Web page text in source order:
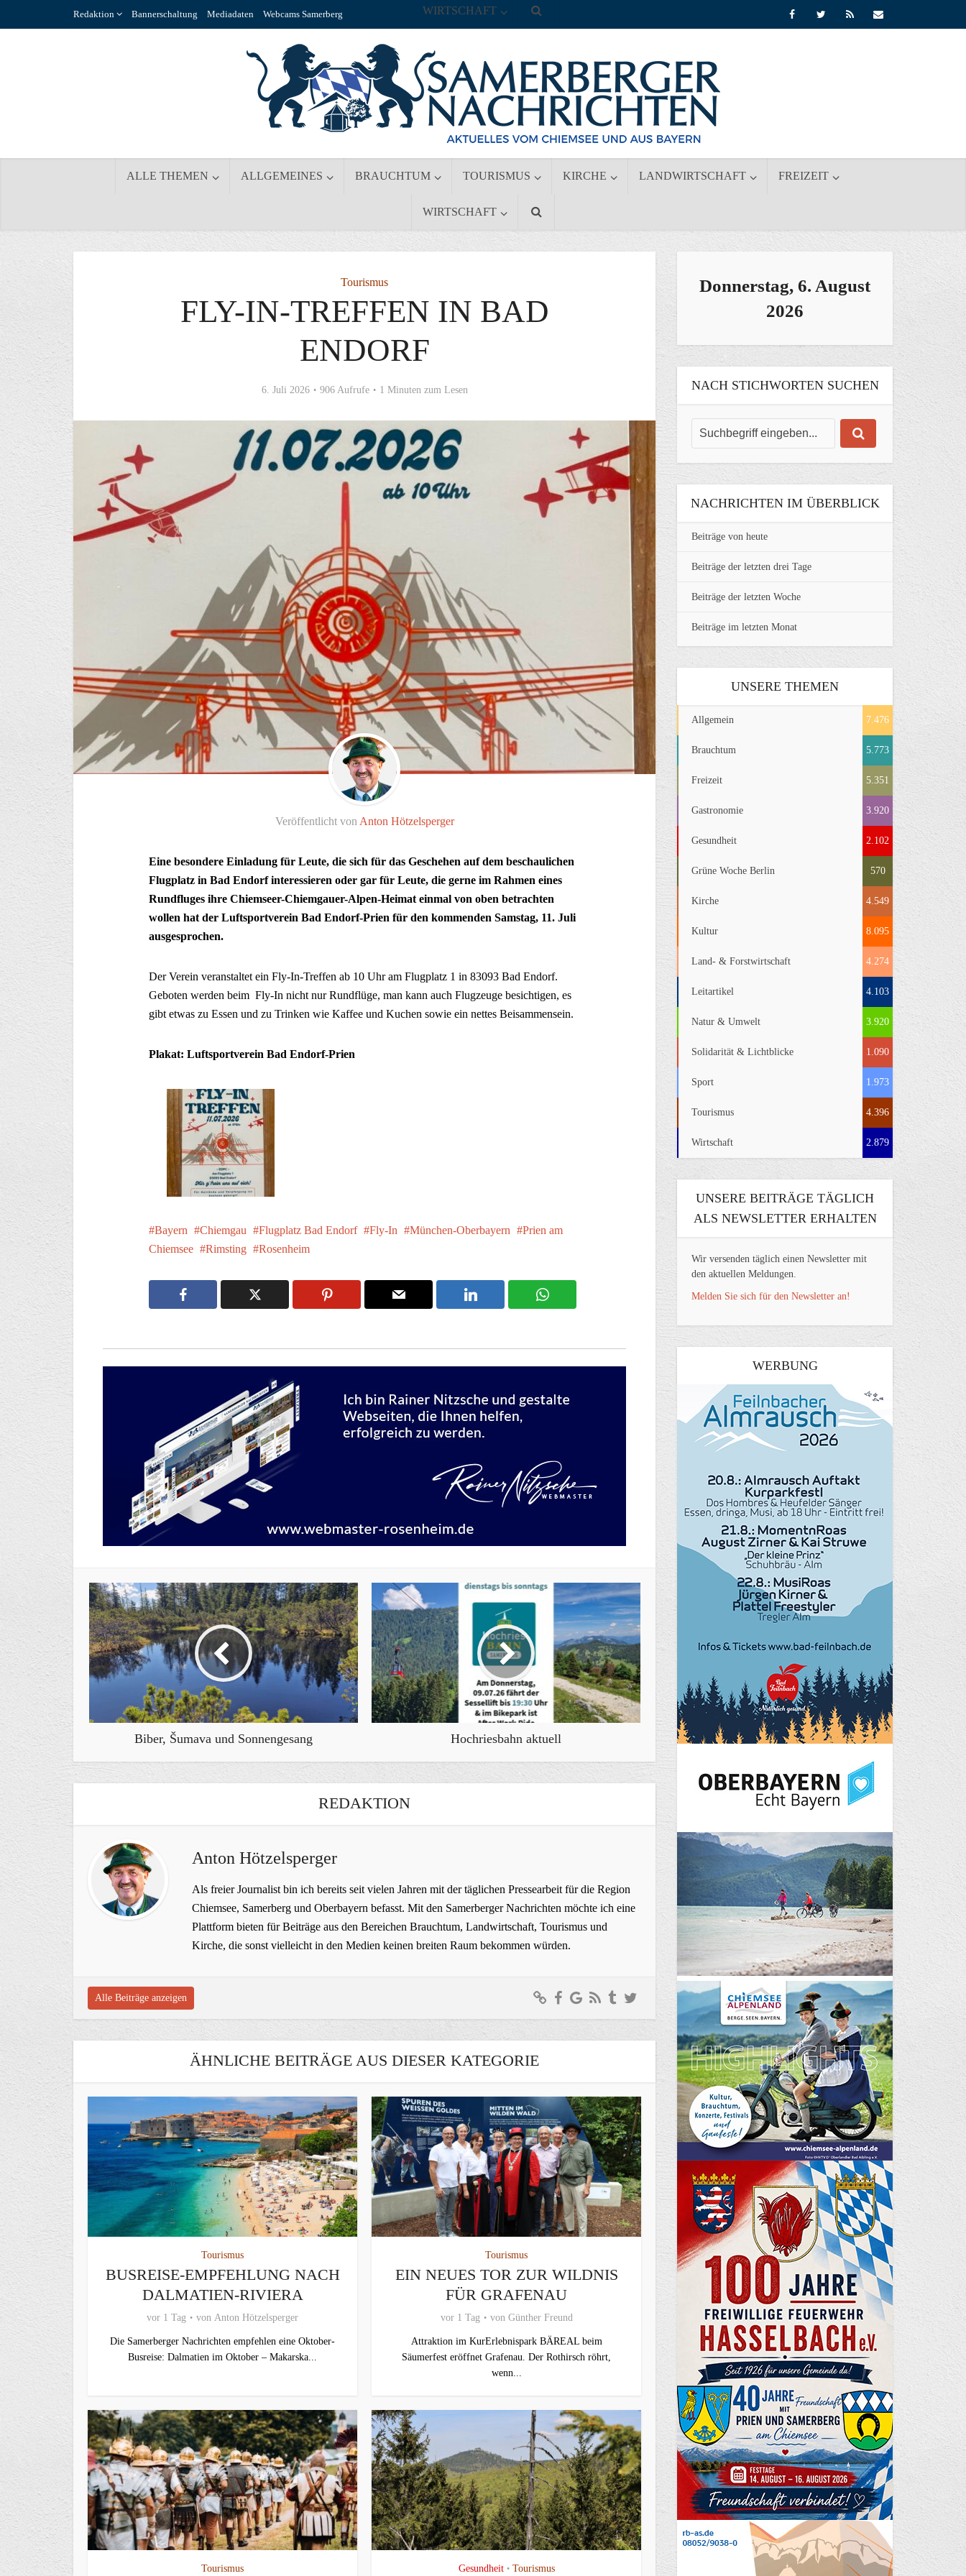
Redaktion Bannerschaltung Mediadaten Webcams Samerberg
ALLE THEMEN ALLGEMEINES BRAUCHTUM TOURISMUS KIRCHE LANDWIRTSCHAFT FREIZEIT
WIRTSCHAFT
WIRTSCHAFT
Tourismus
FLY-IN-TREFFEN IN BAD
ENDORF
6. Juli 2026 906 Aufrufe 1 Minuten zum Lesen
Veröffentlicht von Anton Hötzelsperger
Eine besondere Einladung für Leute, die sich für das Geschehen auf dem beschaulichen
Flugplatz in Bad Endorf interessieren oder gar für Leute, die gerne im Rahmen eines
Rundfluges ihre Chiemseer-Chiemgauer-Alpen-Heimat einmal von oben betrachten
wollen hat der Luftsportverein Bad Endorf-Prien für den kommenden Samstag, 11. Juli
ausgesprochen.
Der Verein veranstaltet ein Fly-In-Treffen ab 10 Uhr am Flugplatz 1 in 83093 Bad Endorf.
Geboten werden beim Fly-In nicht nur Rundflüge, man kann auch Flugzeuge besichtigen, es
gibt etwas zu Essen und zu Trinken wie Kaffee und Kuchen sowie ein nettes Beisammensein.
Plakat: Luftsportverein Bad Endorf-Prien
Bayern Chiemgau Flugplatz Bad Endorf Fly-In München-Oberbayern
Prien am
Chiemsee
Rimsting Rosenheim
Biber, Šumava und Sonnengesang Hochriesbahn aktuell
REDAKTION
Anton Hötzelsperger
Als freier Journalist bin ich bereits seit vielen Jahren mit der täglichen Pressearbeit für die Region
Chiemsee, Samerberg und Oberbayern befasst. Mit den Samerberger Nachrichten möchte ich eine
Plattform bieten für Beiträge aus den Bereichen Brauchtum, Landwirtschaft, Tourismus und
Kirche, die sonst vielleicht in den Medien keinen breiten Raum bekommen würden.
Alle Beiträge anzeigen
ÄHNLICHE BEITRÄGE AUS DIESER KATEGORIE
Tourismus
BUSREISE-EMPFEHLUNG NACH
DALMATIEN-RIVIERA
vor 1 Tag von Anton Hötzelsperger
Die Samerberger Nachrichten empfehlen eine Oktober-
Busreise: Dalmatien im Oktober – Makarska...
Tourismus
EIN NEUES TOR ZUR WILDNIS
FÜR GRAFENAU
vor 1 Tag von Günther Freund
Attraktion im KurErlebnispark BÄREAL beim
Säumerfest eröffnet Grafenau. Der Rothirsch röhrt,
wenn...
Tourismus Gesundheit • Tourismus
Donnerstag, 6. August
2026
NACH STICHWORTEN SUCHEN
NACHRICHTEN IM ÜBERBLICK
Beiträge von heute
Beiträge der letzten drei Tage
Beiträge der letzten Woche
Beiträge im letzten Monat
UNSERE THEMEN
Allgemein 7.476
Brauchtum 5.773
Freizeit 5.351
Gastronomie 3.920
Gesundheit 2.102
Grüne Woche Berlin 570
Kirche 4.549
Kultur 8.095
Land- & Forstwirtschaft 4.274
Leitartikel 4.103
Natur & Umwelt 3.920
Solidarität & Lichtblicke 1.090
Sport 1.973
Tourismus 4.396
Wirtschaft 2.879
UNSERE BEITRÄGE TÄGLICH
ALS NEWSLETTER ERHALTEN
Wir versenden täglich einen Newsletter mit
den aktuellen Meldungen.
Melden Sie sich für den Newsletter an!
WERBUNG